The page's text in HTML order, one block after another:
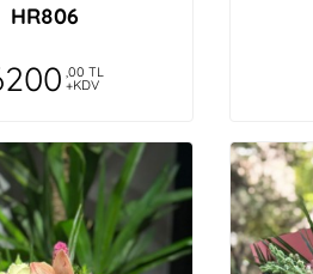
HR806
,00 TL
+KDV